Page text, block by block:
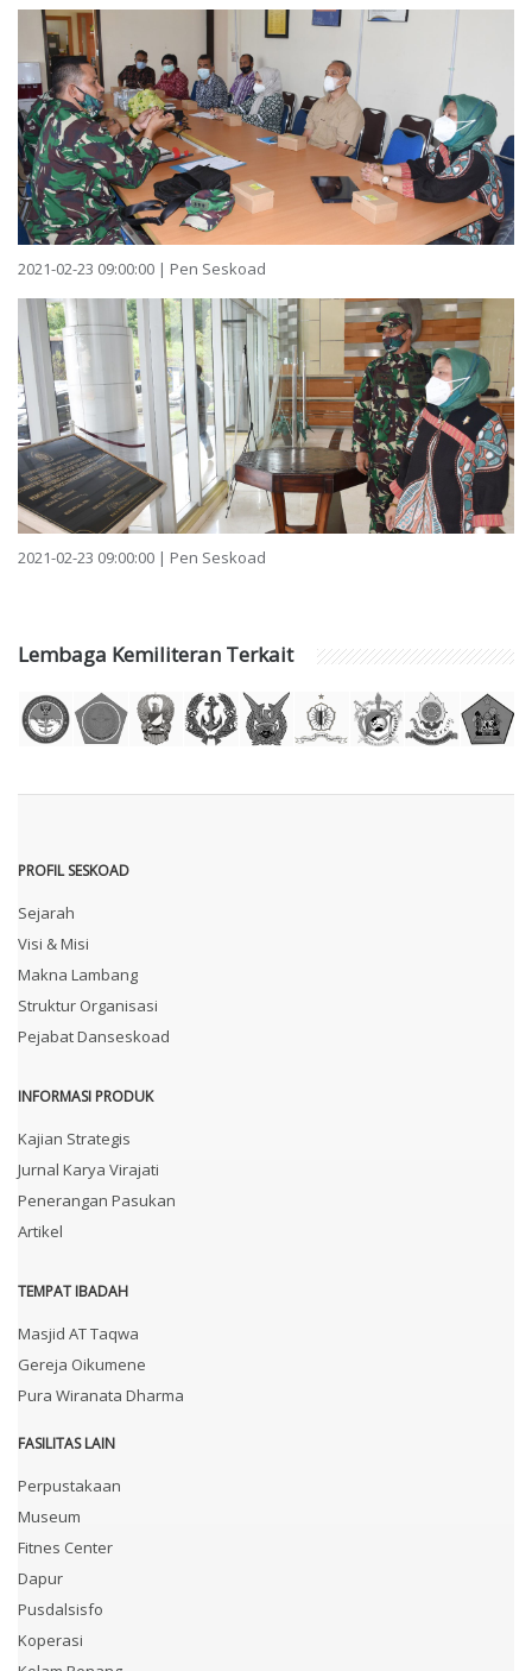
2021-02-23 09:00:00 | Pen Seskoad
2021-02-23 09:00:00 | Pen Seskoad
Lembaga Kemiliteran Terkait
PROFIL SESKOAD
Sejarah
Visi & Misi
Makna Lambang
Struktur Organisasi
Pejabat Danseskoad
INFORMASI PRODUK
Kajian Strategis
Jurnal Karya Virajati
Penerangan Pasukan
Artikel
TEMPAT IBADAH
Masjid AT Taqwa
Gereja Oikumene
Pura Wiranata Dharma
FASILITAS LAIN
Perpustakaan
Museum
Fitnes Center
Dapur
Pusdalsisfo
Koperasi